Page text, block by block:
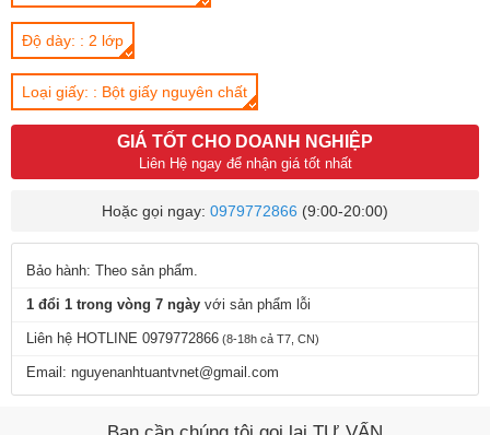
Độ dày: : 2 lớp
Loại giấy: : Bột giấy nguyên chất
GIÁ TỐT CHO DOANH NGHIỆP
Liên Hệ ngay để nhận giá tốt nhất
Hoặc gọi ngay: 0979772866 (9:00-20:00)
Bảo hành: Theo sản phẩm.
1 đổi 1 trong vòng 7 ngày với sản phẩm lỗi
Liên hệ HOTLINE 0979772866 (8-18h cả T7, CN)
Email: nguyenanhtuantvnet@gmail.com